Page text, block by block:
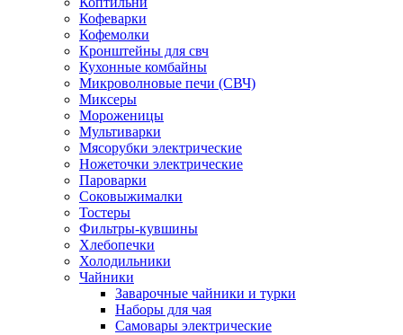
Кофеварки
Кофемолки
Кронштейны для свч
Кухонные комбайны
Микроволновые печи (СВЧ)
Миксеры
Мороженицы
Мультиварки
Мясорубки электрические
Ножеточки электрические
Пароварки
Соковыжималки
Тостеры
Фильтры-кувшины
Хлебопечки
Холодильники
Чайники
Заварочные чайники и турки
Наборы для чая
Самовары электрические